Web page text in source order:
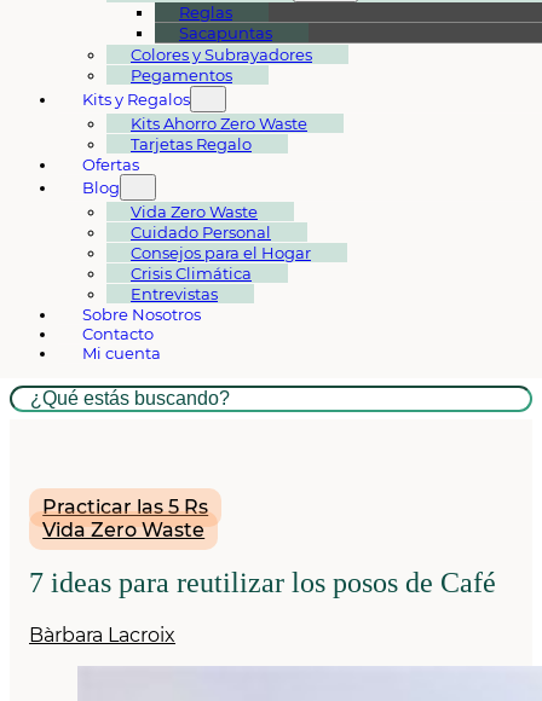
Reglas
Sacapuntas
Colores y Subrayadores
Pegamentos
Kits y Regalos
Kits Ahorro Zero Waste
Tarjetas Regalo
Ofertas
Blog
Vida Zero Waste
Cuidado Personal
Consejos para el Hogar
Crisis Climática
Entrevistas
Sobre Nosotros
Contacto
Mi cuenta
Buscar
Practicar las 5 Rs
Vida Zero Waste
7 ideas para reutilizar los posos de Café
Bàrbara Lacroix